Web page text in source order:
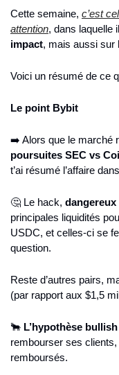
Cette semaine, c’est
attention, dans laquelle
impact, mais aussi sur
Voici un résumé de ce
Le point Bybit
➡️ Alors que le marché
poursuites SEC vs
t’ai résumé l’affaire
🤔 Le hack,
principales liquidités
USDC, et celles-ci se
question.
Reste d’autres pairs,
(par rapport aux $1,5
🐂 L’hypothèse bullish
rembourser ses
remboursés.